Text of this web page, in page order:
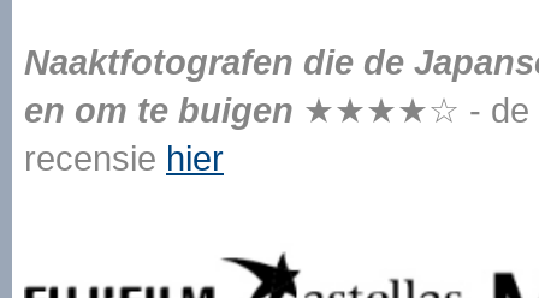
Naaktfotografen die de
en om te buigen ★★★★☆ - de
recensie hier